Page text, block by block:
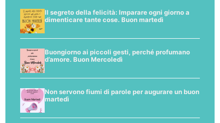
Il segreto della felicità: Imparare ogni giorno a
dimenticare tante cose. Buon martedì
Buongiorno ai piccoli gesti, perché profumano
d’amore. Buon Mercoledì
Non servono fiumi di parole per augurare un buon
martedì